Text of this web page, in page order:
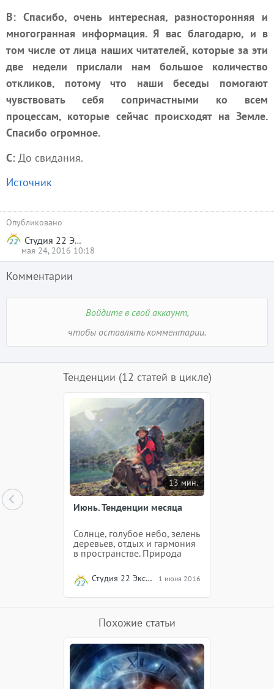
В: Спасибо, очень интересная, разносторонняя и
многогранная информация. Я вас благодарю, и в
том числе от лица наших читателей, которые за эти
две недели прислали нам большое количество
откликов, потому что наши беседы помогают
чувствовать себя сопричастными ко всем
процессам, которые сейчас происходят на Земле.
Спасибо огромное.
С: До свидания.
Источник
Опубликовано
Студия 22 Эксперимент
мая 24, 2016 10:18
Комментарии
Войдите в свой аккаунт,
чтобы оставлять комментарии.
Тенденции (12 статей в цикле)
13 мин.
Июнь. Тенденции месяца
Солнце, голубое небо, зелень
деревьев, отдых и гармония
в пространстве. Природа
распахнула нам свои
объятия, раскрасила все
вокруг красками Жизни,
Студия 22 Эксперимент 1 июня 2016
Похожие статьи